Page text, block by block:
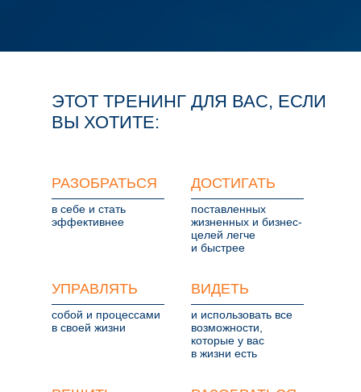
ЭТОТ ТРЕНИНГ ДЛЯ ВАС, ЕСЛИ
ВЫ ХОТИТЕ:
РАЗОБРАТЬСЯ
в себе и стать
эффективнее
ДОСТИГАТЬ
поставленных
жизненных и бизнес-
целей легче
и быстрее
УПРАВЛЯТЬ
собой и процессами
в своей жизни
ВИДЕТЬ
и использовать все
возможности,
которые у вас
в жизни есть